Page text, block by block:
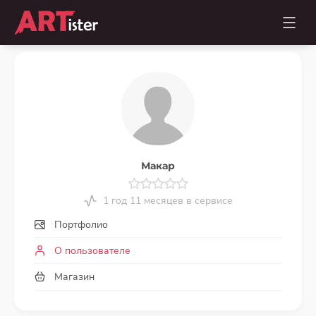
Макар
1 год 11 месяцев в сервисе
Портфолио
О пользователе
Магазин